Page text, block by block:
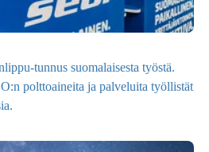
tunnus suomalaisesta työstä.
polttoaineita ja palveluita työllistät